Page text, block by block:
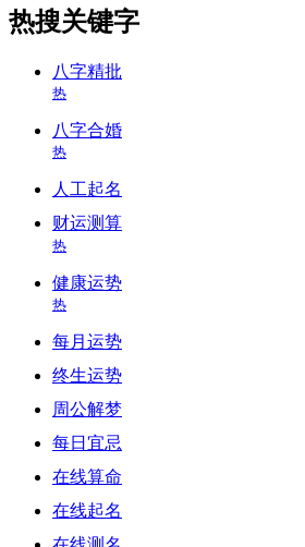
热搜关键字
八字精批
热
八字合婚
热
人工起名
财运测算
热
健康运势
热
每月运势
终生运势
周公解梦
每日宜忌
在线算命
在线起名